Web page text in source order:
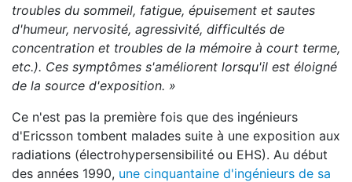
troubles du sommeil, fatigue, épuisement et sautes
d'humeur, nervosité, agressivité, difficultés de
concentration et troubles de la mémoire à court terme,
etc.). Ces symptômes s'améliorent lorsqu'il est éloigné
de la source d'exposition. »
Ce n'est pas la première fois que des ingénieurs
d'Ericsson tombent malades suite à une exposition aux
radiations (électrohypersensibilité ou EHS). Au début
des années 1990, une cinquantaine d'ingénieurs de sa